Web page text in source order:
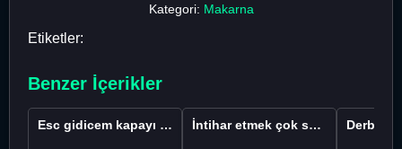
Kategori: Makarna
Etiketler:
Benzer İçerikler
Esc gidicem kapayı koydum İntihar etmek çok saçma değil mi